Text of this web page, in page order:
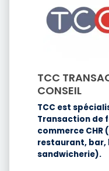
TCC
CONSEIL
TCC est
Transaction de
commerce CHR
restaurant, bar,
sandwicherie).